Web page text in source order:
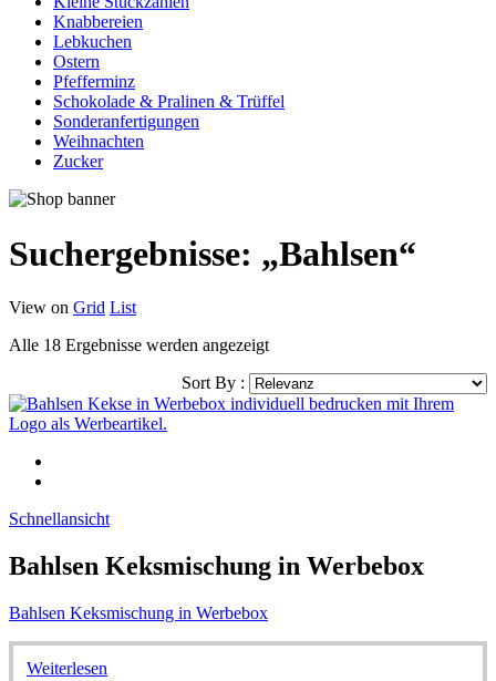
Knabbereien
Lebkuchen
Ostern
Pfefferminz
Schokolade & Pralinen & Trüffel
Sonderanfertigungen
Weihnachten
Zucker
Suchergebnisse: „Bahlsen“
View on Grid List
Alle 18 Ergebnisse werden angezeigt
Sort By :
Schnellansicht
Bahlsen Keksmischung in Werbebox
Bahlsen Keksmischung in Werbebox
Weiterlesen